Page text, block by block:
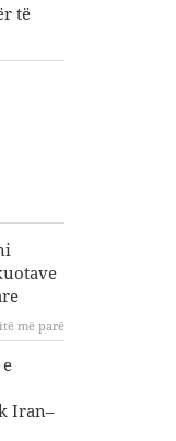
të
më parë
Iran–